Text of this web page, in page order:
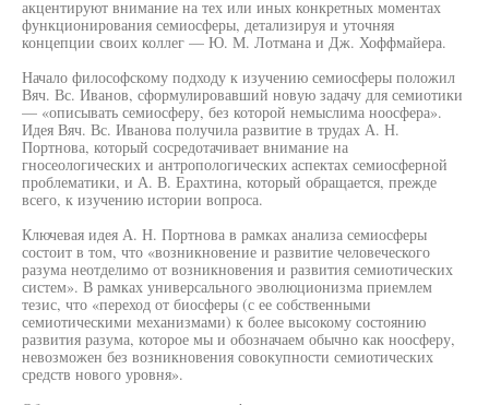
акцентируют внимание на тех или иных конкретных моментах
функционирования семиосферы, детализируя и уточняя
концепции своих коллег — Ю. М. Лотмана и Дж. Хоффмайера.
Начало философскому подходу к изучению семиосферы положил
Вяч. Вс. Иванов, сформулировавший новую задачу для семиотики
— «описывать семиосферу, без которой немыслима ноосфера».
Идея Вяч. Вс. Иванова получила развитие в трудах А. Н.
Портнова, который сосредотачивает внимание на
гносеологических и антропологических аспектах семиосферной
проблематики, и А. В. Ерахтина, который обращается, прежде
всего, к изучению истории вопроса.
Ключевая идея А. Н. Портнова в рамках анализа семиосферы
состоит в том, что «возникновение и развитие человеческого
разума неотделимо от возникновения и развития семиотических
систем». В рамках универсального эволюционизма приемлем
тезис, что «переход от биосферы (с ее собственными
семиотическими механизмами) к более высокому состоянию
развития разума, которое мы и обозначаем обычно как ноосферу,
невозможен без возникновения совокупности семиотических
средств нового уровня».